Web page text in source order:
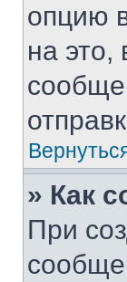
опцию
на это,
» Как
При